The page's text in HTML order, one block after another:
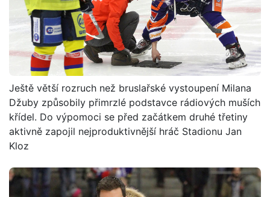
Ještě větší rozruch než bruslařské vystoupení Milana
Džuby způsobily přimrzlé podstavce rádiových muších
křídel. Do výpomoci se před začátkem druhé třetiny
aktivně zapojil nejproduktivnější hráč Stadionu Jan
Kloz